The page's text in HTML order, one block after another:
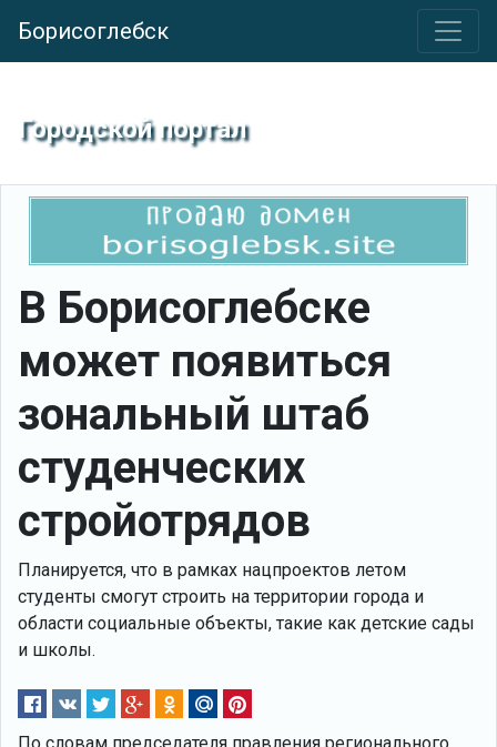
Борисоглебск
Городской портал
В Борисоглебске
может появиться
зональный штаб
студенческих
стройотрядов
Планируется, что в рамках нацпроектов летом
студенты смогут строить на территории города и
области социальные объекты, такие как детские сады
и школы.